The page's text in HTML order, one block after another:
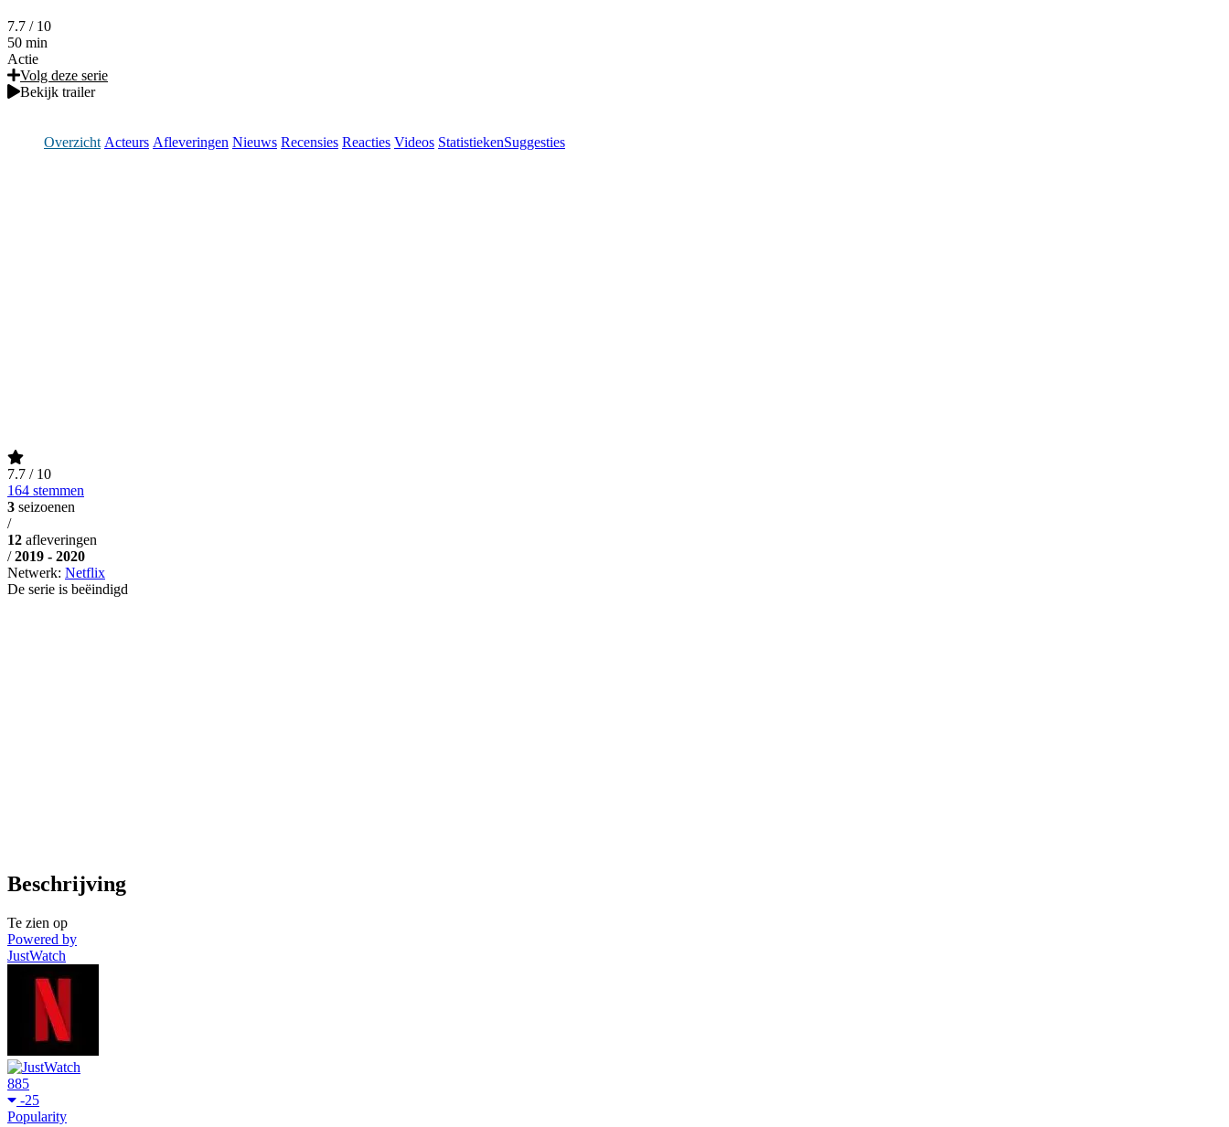
7.7 / 10
50 min
Actie
Volg deze serie
Bekijk trailer
Overzicht Acteurs Afleveringen Nieuws Recensies Reacties Videos StatistiekenSuggesties
7.7 / 10
164 stemmen
3 seizoenen
/
12 afleveringen
/ 2019 - 2020
Netwerk: Netflix
De serie is beëindigd
Beschrijving
Te zien op
Powered by
JustWatch
885
-25
Popularity